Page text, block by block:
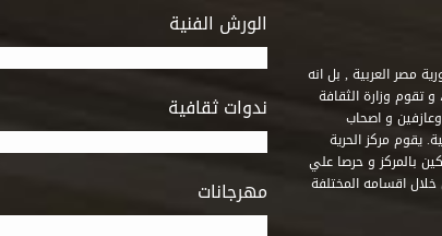
الورش الفنية
ندوات ثقافية
مهرجانات
مصر العربية , بل انه
تقوم وزارة الثقافة
وعازفين و اصحاب
يقوم مركز الحرية
بالمركز و حرصا علي
خلال اقسامه المختلفة